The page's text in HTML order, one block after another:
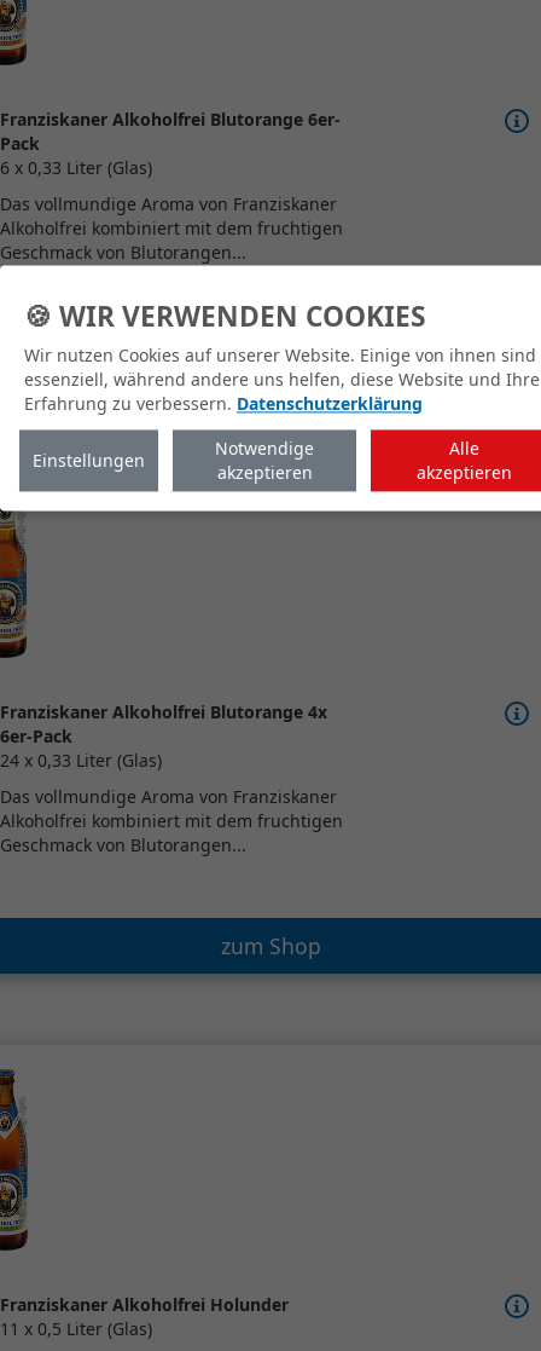
Franziskaner Alkoholfrei Blutorange 6er-
Pack
6 x 0,33 Liter (Glas)
Das vollmundige Aroma von Franziskaner
Alkoholfrei kombiniert mit dem fruchtigen
Geschmack von Blutorangen...
zum Shop
Franziskaner Alkoholfrei Blutorange 4x
6er-Pack
24 x 0,33 Liter (Glas)
Das vollmundige Aroma von Franziskaner
Alkoholfrei kombiniert mit dem fruchtigen
Geschmack von Blutorangen...
zum Shop
Franziskaner Alkoholfrei Holunder
11 x 0,5 Liter (Glas)
🍪 WIR VERWENDEN COOKIES
Wir nutzen Cookies auf unserer Website. Einige von ihnen sind
essenziell, während andere uns helfen, diese Website und Ihre
Erfahrung zu verbessern. Datenschutzerklärung
Einstellungen
Notwendige
akzeptieren
Alle
akzeptieren